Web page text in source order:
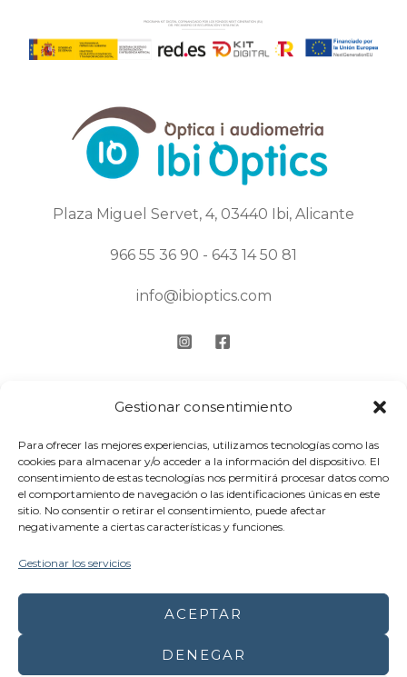
Gestionar consentimiento
Para ofrecer las mejores experiencias, utilizamos tecnologías como las
cookies para almacenar y/o acceder a la información del dispositivo. El
consentimiento de estas tecnologías nos permitirá procesar datos como
el comportamiento de navegación o las identificaciones únicas en este
sitio. No consentir o retirar el consentimiento, puede afectar
negativamente a ciertas características y funciones.
Gestionar los servicios
ACEPTAR
DENEGAR
Plaza Miguel Servet, 4, 03440 Ibi, Alicante
966 55 36 90 - 643 14 50 81
info@ibioptics.com
Aviso Legal
Política de Privacidad
Cookies